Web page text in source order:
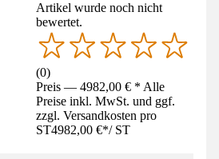
Artikel wurde noch nicht
bewertet.
(0)
Preis — 4982,00 € * Alle
Preise inkl. MwSt. und ggf.
zzgl. Versandkosten pro
ST4982,00 €*/ ST